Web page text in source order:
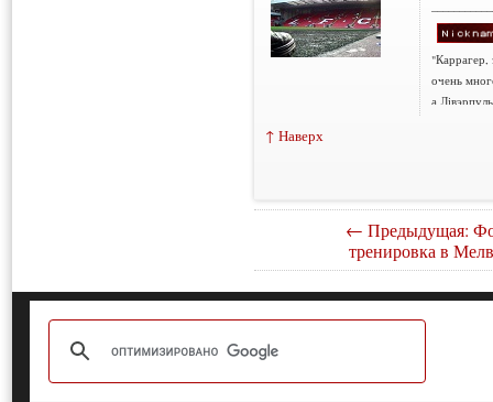
"Каррагер,
очень
а
↑ Наверх
← Предыдущая:
тренировка в